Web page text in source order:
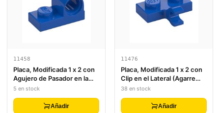
11458
Placa, Modificada 1 x 2 con
Agujero de Pasador en la
Parte Superior
5 en stock
Añadir
11476
Placa, Modificada 1 x 2 con
Clip en el Lateral (Agarre
Horizontal)
38 en stock
Añadir